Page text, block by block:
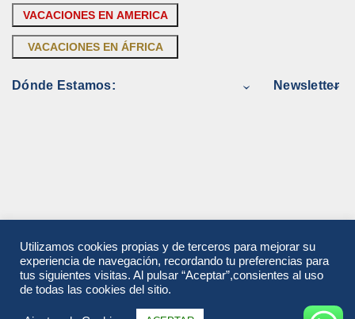
VACACIONES EN AMERICA
VACACIONES EN ÁFRICA
Dónde Estamos: Newsletter
Utilizamos cookies propias y de terceros para mejorar su
experiencia de navegación, recordando tu preferencias para
tus siguientes visitas. Al pulsar “Aceptar”,consientes al uso
de todas las cookies del sitio.